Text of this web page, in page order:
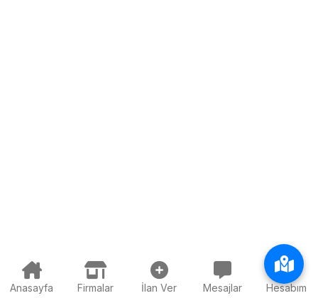
Anasayfa Firmalar İlan Ver Mesajlar Hesabım